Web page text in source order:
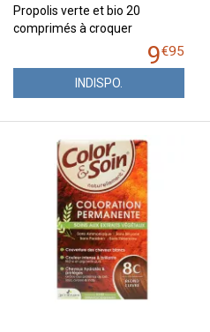
Propolis verte et bio 20
comprimés à croquer
9€95
INDISPO.